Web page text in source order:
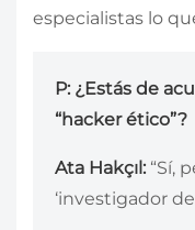
especialistas lo
P: ¿Estás de
“hacker ético”?
Ata Hakçıl: “Sí,
‘investigador